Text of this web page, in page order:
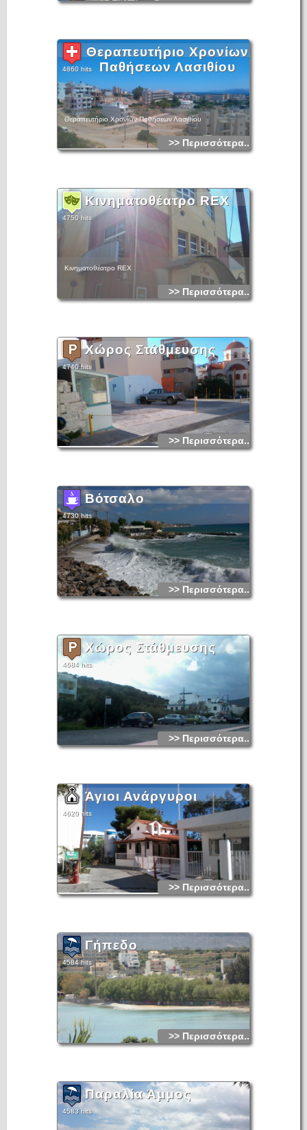
Θεραπευτήριο Χρονίων
Παθήσεων Λασιθίου
4860 hits
Θεραπευτήριο Χρονίων Παθήσεων Λασιθίου
>> Περισσότερα...
Κινηματοθέατρο REX
4750 hits
Κινηματοθέατρο REX
>> Περισσότερα...
Χώρος Στάθμευσης
4740 hits
>> Περισσότερα...
Βότσαλο
4730 hits
>> Περισσότερα...
Χώρος Στάθμευσης
4684 hits
>> Περισσότερα...
Άγιοι Ανάργυροι
4620 hits
>> Περισσότερα...
Γήπεδο
4584 hits
>> Περισσότερα...
Παραλία Άμμος
4583 hits